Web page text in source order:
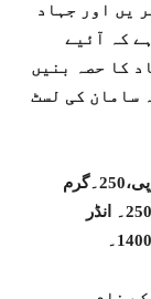
یں اور جہاد
کہ آئیے
کا حصہ بنیں
سامان کی لسٹ
بستر، 4500،کوٹ،3200۔گرم سوٹ،900۔گرم ٹوپی،250۔گرم
چادر،1000،جوتے، 2700 ۔ جرابیں,150۔دستانے250۔ انڈر